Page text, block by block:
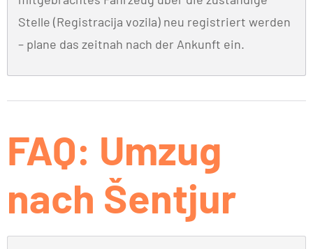
Stelle (Registracija vozila) neu registriert werden
– plane das zeitnah nach der Ankunft ein.
FAQ: Umzug
nach Šentjur